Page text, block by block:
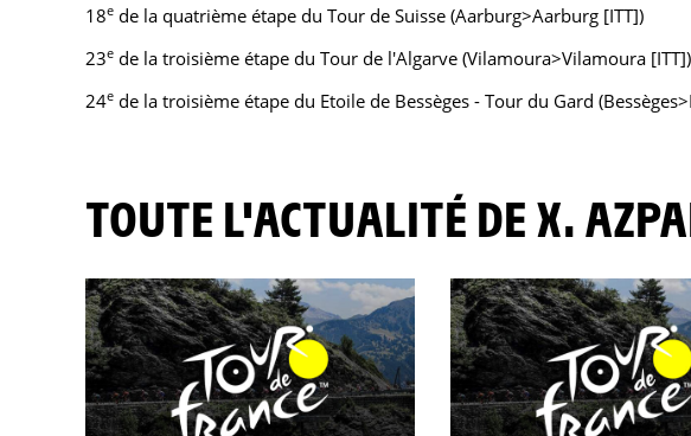
18e de la quatrième étape du Tour de Suisse (Aarburg>Aarburg [ITT])
23e de la troisième étape du Tour de l'Algarve (Vilamoura>Vilamoura [ITT])
24e de la troisième étape du Etoile de Bessèges - Tour du Gard
TOUTE L'ACTUALITÉ DE X.